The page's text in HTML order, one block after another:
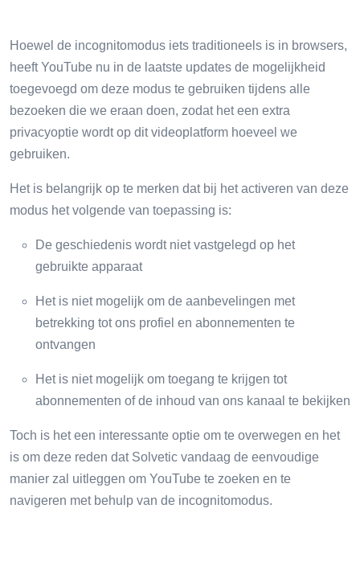
Hoewel de incognitomodus iets traditioneels is in browsers,
heeft YouTube nu in de laatste updates de mogelijkheid
toegevoegd om deze modus te gebruiken tijdens alle
bezoeken die we eraan doen, zodat het een extra
privacyoptie wordt op dit videoplatform hoeveel we
gebruiken.
Het is belangrijk op te merken dat bij het activeren van deze
modus het volgende van toepassing is:
De geschiedenis wordt niet vastgelegd op het
gebruikte apparaat
Het is niet mogelijk om de aanbevelingen met
betrekking tot ons profiel en abonnementen te
ontvangen
Het is niet mogelijk om toegang te krijgen tot
abonnementen of de inhoud van ons kanaal te bekijken
Toch is het een interessante optie om te overwegen en het
is om deze reden dat Solvetic vandaag de eenvoudige
manier zal uitleggen om YouTube te zoeken en te
navigeren met behulp van de incognitomodus.